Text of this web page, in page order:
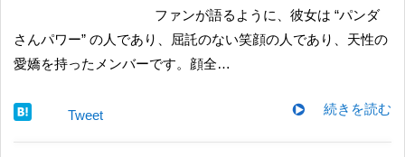
ファンが語るように、彼女は “パンダ
さんパワー” の人であり、屈託のない笑顔の人であり、天性の
愛嬌を持ったメンバーです。顔全…
続きを読む
Tweet